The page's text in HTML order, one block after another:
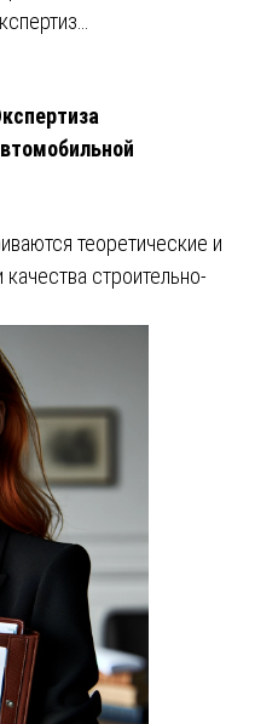
теоретические и
строительно-